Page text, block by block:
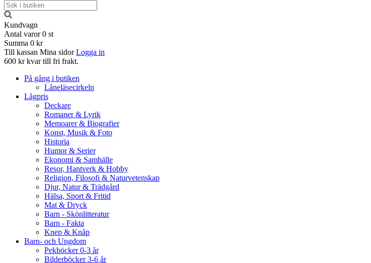
Kundvagn
Antal varor 0 st
Summa 0 kr
Till kassan Mina sidor Logga in
600 kr kvar till fri frakt.
På gång i butiken
Låneläsecirkeln
Lågpris
Deckare
Romaner & Lyrik
Memoarer & Biografier
Konst, Musik & Foto
Historia
Humor & Serier
Ekonomi & Samhälle
Resor, Hantverk & Hobby
Religion, Filosofi & Naturvetenskap
Djur, Natur & Trädgård
Hälsa, Sport & Fritid
Mat & Dryck
Barn - Skönlitteratur
Barn - Fakta
Knep & Knåp
Barn- och Ungdom
Pekböcker 0-3 år
Bilderböcker 3-6 år